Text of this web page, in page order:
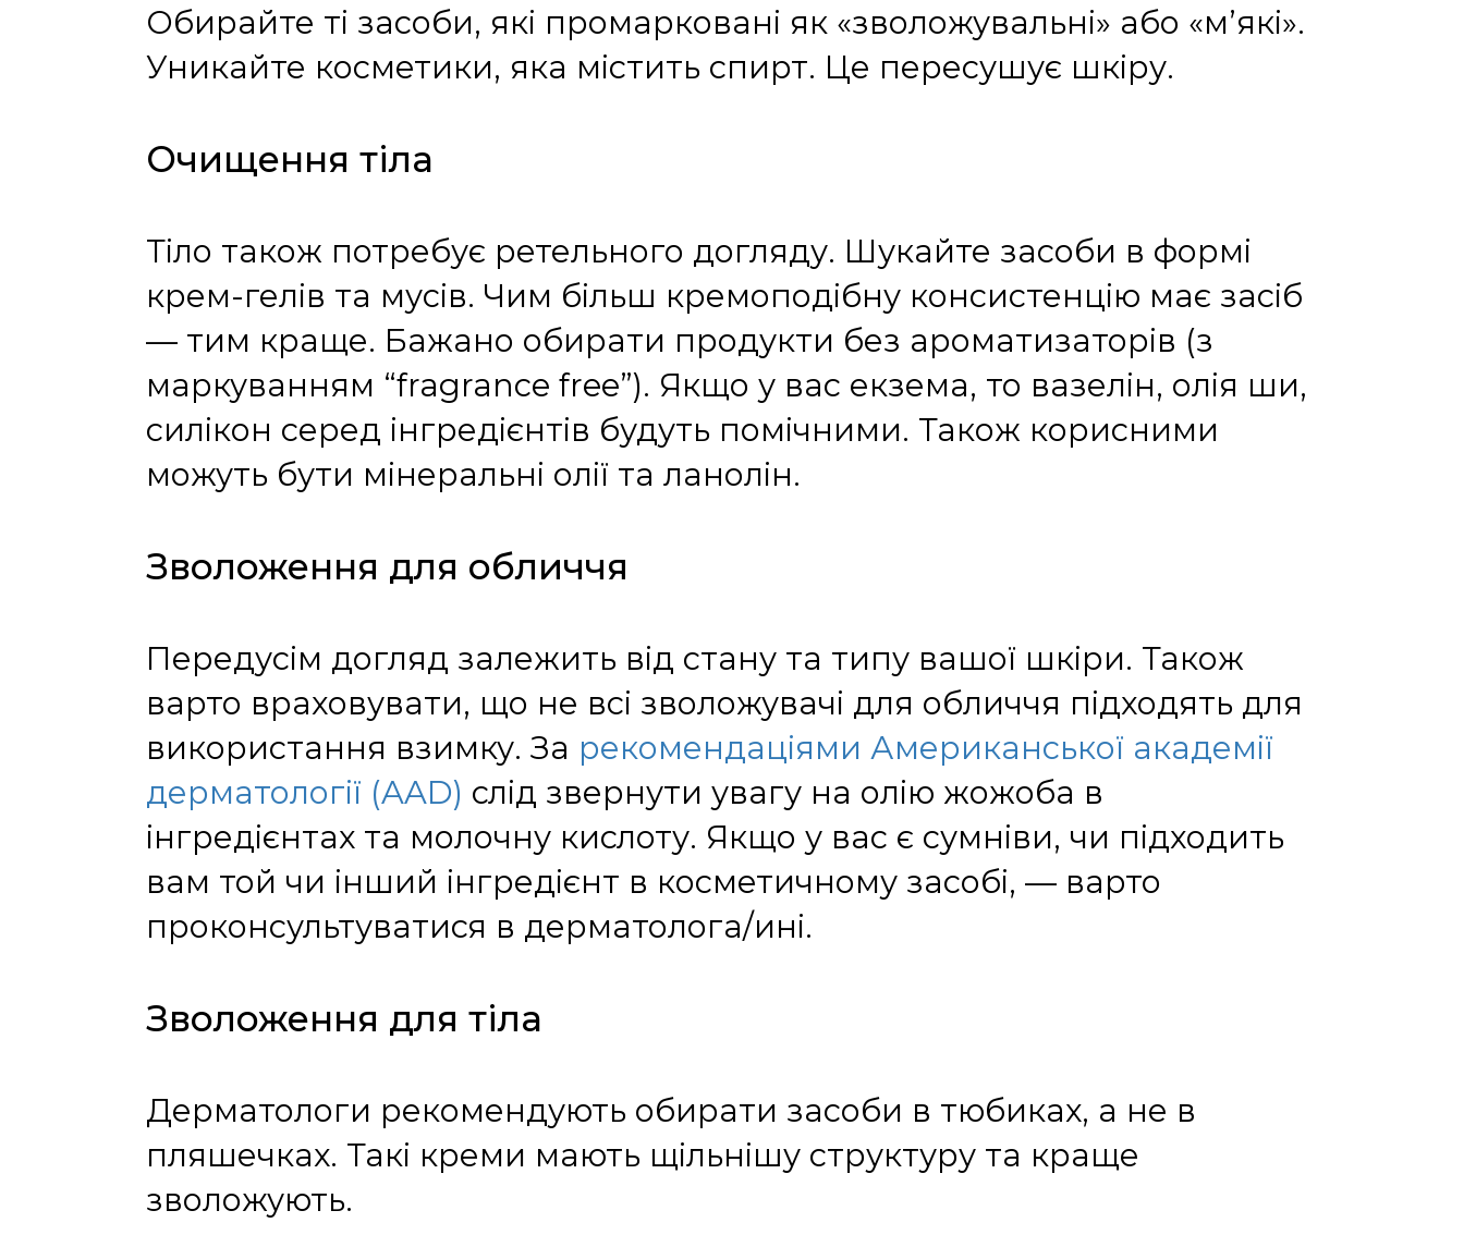
Обирайте ті засоби, які промарковані як «зволожувальні» або «м’які».
Уникайте косметики, яка містить спирт. Це пересушує шкіру.
Очищення тіла
Тіло також потребує ретельного догляду. Шукайте засоби в формі
крем-гелів та мусів. Чим більш кремоподібну консистенцію має засіб
— тим краще. Бажано обирати продукти без ароматизаторів (з
маркуванням “fragrance free”). Якщо у вас екзема, то вазелін, олія ши,
силікон серед інгредієнтів будуть помічними. Також корисними
можуть бути мінеральні олії та ланолін.
Зволоження для обличчя
Передусім догляд залежить від стану та типу вашої шкіри. Також
варто враховувати, що не всі зволожувачі для обличчя підходять для
використання взимку. За рекомендаціями Американської академії
дерматології (AAD) слід звернути увагу на олію жожоба в
інгредієнтах та молочну кислоту. Якщо у вас є сумніви, чи підходить
вам той чи інший інгредієнт в косметичному засобі, — варто
проконсультуватися в дерматолога/ині.
Зволоження для тіла
Дерматологи рекомендують обирати засоби в тюбиках, а не в
пляшечках. Такі креми мають щільнішу структуру та краще
зволожують.